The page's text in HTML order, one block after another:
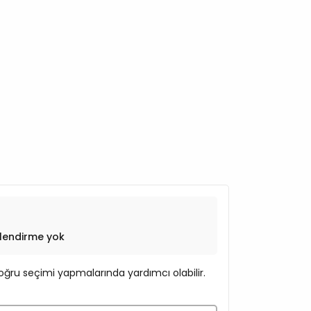
yok
seçimi yapmalarında yardımcı olabilir.